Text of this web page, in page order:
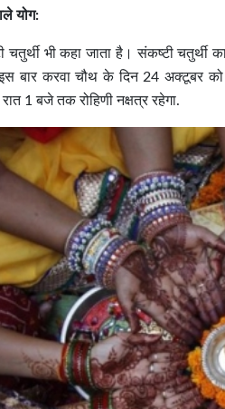
योग:
चतुर्थी भी कहा जाता है। संकष्टी
बार करवा चौथ के दिन 24 अक्टूबर
1 बजे तक रोहिणी नक्षत्र रहेगा.